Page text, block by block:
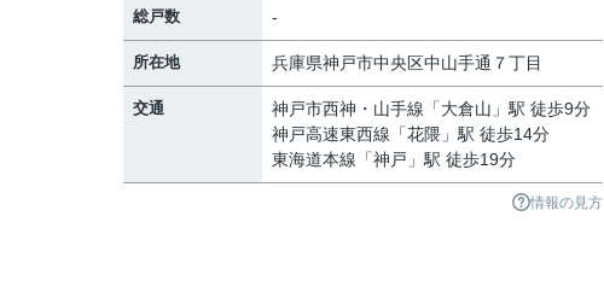
総戸数 -
所在地 兵庫県神戸市中央区中山手通 ７丁目
交通 神戸市西神・山手線 「大倉山 」駅 徒歩9分
神戸高速東西線 「花隈 」駅 徒歩14分
東海道本線 「神戸 」駅 徒歩19分
情報の見方